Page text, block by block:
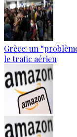
Grèce: un
le trafic aérien